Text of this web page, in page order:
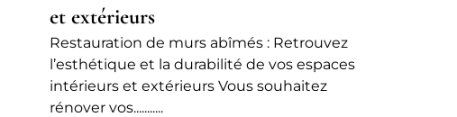
et extérieurs
Restauration de murs abîmés : Retrouvez
l’esthétique et la durabilité de vos espaces
intérieurs et extérieurs Vous souhaitez
rénover vos...........